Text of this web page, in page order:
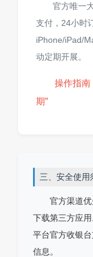
官方唯一
支付，24小时
iPhone/iPad/
动定期开展。
操作指南
期”
三、安全使用
官方渠道
下载第三方应
平台官方收银
信息。